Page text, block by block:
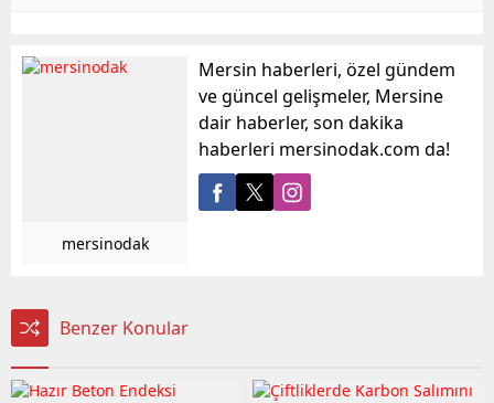
mersinodak
Mersin haberleri, özel gündem
ve güncel gelişmeler, Mersine
dair haberler, son dakika
haberleri mersinodak.com da!
Benzer Konular